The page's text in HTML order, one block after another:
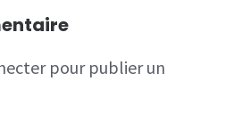
pour publier un